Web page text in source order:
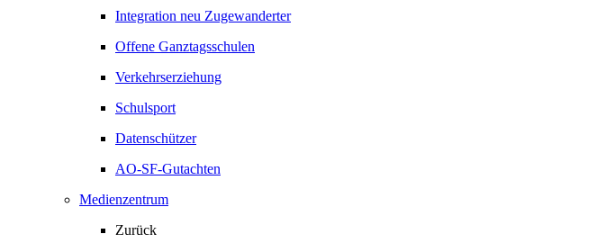
Integration neu Zugewanderter
Offene Ganztagsschulen
Verkehrserziehung
Schulsport
Datenschützer
AO-SF-Gutachten
Medienzentrum
Zurück